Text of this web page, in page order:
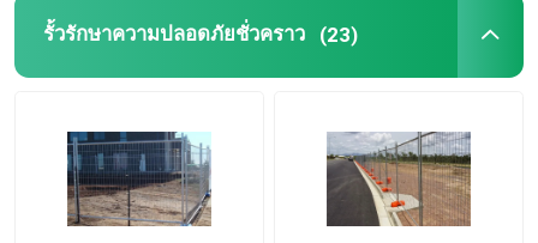
รั้วรักษาความปลอดภัยชั่วคราว (23)